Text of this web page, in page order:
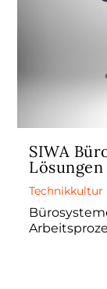
SIWA
Technikkultur